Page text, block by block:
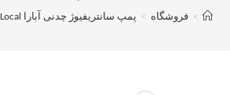
> فروشگاه > پمپ سانتریفیوژ چدنی آبارا 3D/I 40-160/3.0 IE3 Local